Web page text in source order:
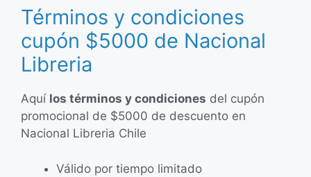
Términos y condiciones
cupón $5000 de Nacional
Libreria
Aquí los términos y condiciones del cupón
promocional de $5000 de descuento en
Nacional Libreria Chile
Válido por tiempo limitado